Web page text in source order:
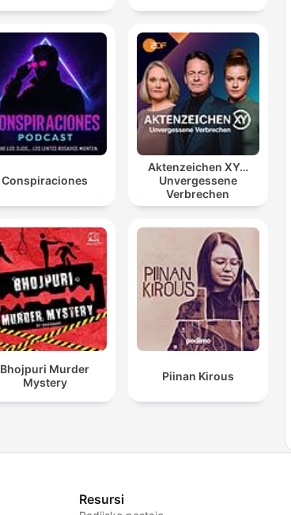
Conspiraciones
Aktenzeichen XY…
Unvergessene
Verbrechen
Bhojpuri Murder
Mystery
Piinan Kirous
Resursi